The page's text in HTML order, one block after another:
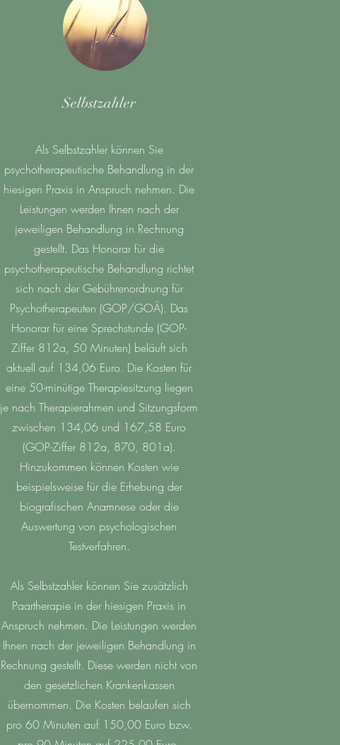
Selbstzahler
Als Selbstzahler können Sie
psychotherapeutische Behandlung in der
hiesigen Praxis in Anspruch nehmen. Die
Leistungen werden Ihnen nach der
jeweiligen Behandlung in Rechnung
gestellt. Das Honorar für die
psychotherapeutische Behandlung richtet
sich nach der Gebührenordnung für
Psychotherapeuten (GOP/GOÄ). Das
Honorar für eine Sprechstunde (GOP-
Ziffer 812a, 50 Minuten) beläuft sich
aktuell auf 134,06 Euro. Die Kosten für
eine 50-minütige Therapiesitzung liegen
je nach Therapierahmen und Sitzungsform
zwischen 134,06 und 167,58 Euro
(GOP-Ziffer 812a, 870, 801a).
Hinzukommen können Kosten wie
beispielsweise für die Erhebung der
biografischen Anamnese oder die
Auswertung von psychologischen
Testverfahren.
Als Selbstzahler können Sie zusätzlich
Paartherapie in der hiesigen Praxis in
Anspruch nehmen. Die Leistungen werden
Ihnen nach der jeweiligen Behandlung in
Rechnung gestellt. Diese werden nicht von
den gesetzlichen Krankenkassen
übernommen. Die Kosten belaufen sich
pro 60 Minuten auf 150,00 Euro bzw.